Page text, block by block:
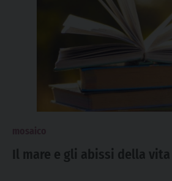
Il mare e gli abissi della vita